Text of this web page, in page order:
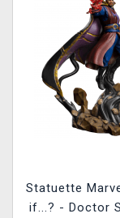
Statuette
if...? - Doctor